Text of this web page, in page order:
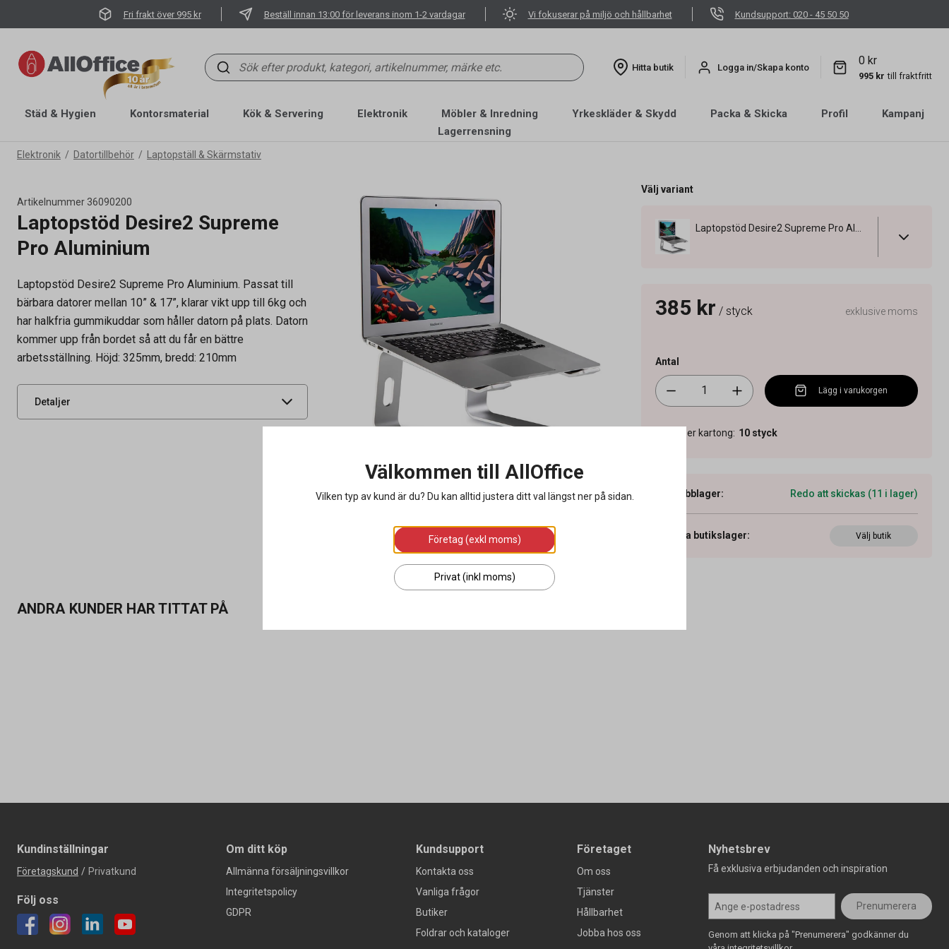
Fri frakt över 995 kr Beställ innan 13:00 för leverans inom 1-2 vardagar Vi fokuserar på miljö och hållbarhet Kundsupport: 020 - 45 50 50
Hitta butik Logga in/Skapa konto
0 kr
995 kr till fraktfritt
Städ & Hygien Kontorsmaterial Kök & Servering Elektronik Möbler & Inredning Yrkeskläder & Skydd Packa & Skicka Profil
Kampanj
Lagerrensning
Elektronik Datortillbehör Laptopställ & Skärmstativ
Artikelnummer 36090200
Laptopstöd Desire2 Supreme
Pro Aluminium
Laptopstöd Desire2 Supreme Pro Aluminium. Passat till
bärbara datorer mellan 10” & 17”, klarar vikt upp till 6kg och
har halkfria gummikuddar som håller datorn på plats. Datorn
kommer upp från bordet så att du får en bättre
arbetsställning. Höjd: 325mm, bredd: 210mm
Detaljer
Artikelnummer
Leverantörens
UNSPSC 45111616
Välj variant
385 kr / styck exklusive moms
Antal
Lägg i varukorgen
Antal per kartong: 10 styck
Webblager: Redo att skickas (11 i lager)
Visa butikslager: Välj butik
ANDRA KUNDER HAR TITTAT PÅ
Kundinställningar
Företagskund / Privatkund
Följ oss
Om ditt köp
Allmänna försäljningsvillkor
Integritetspolicy
GDPR
Kundsupport
Kontakta oss
Vanliga frågor
Butiker
Foldrar och kataloger
Företaget
Om oss
Tjänster
Hållbarhet
Jobba hos oss
Nyhetsbrev
Få exklusiva erbjudanden och inspiration
Prenumerera
Genom att klicka på "Prenumerera" godkänner du
Välkommen till AllOffice
Vilken typ av kund är du? Du kan alltid justera ditt val längst ner på sidan.
Företag (exkl moms)
Privat (inkl moms)